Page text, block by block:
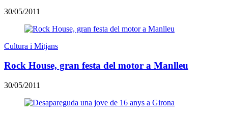
30/05/2011
Cultura i Mitjans
Rock House, gran festa del motor a Manlleu
30/05/2011